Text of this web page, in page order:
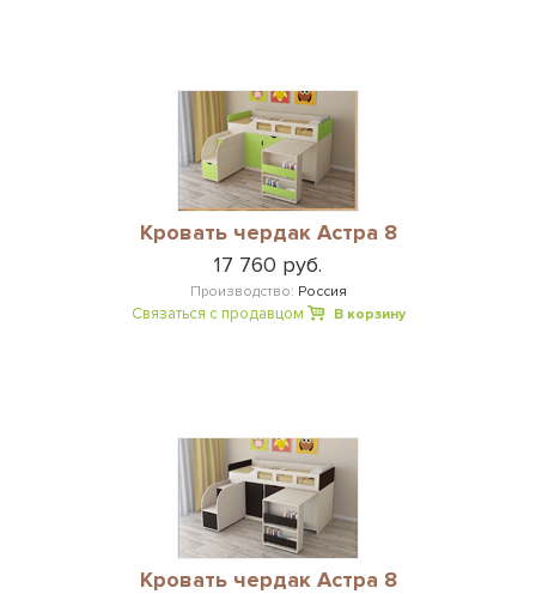
Кровать чердак Астра 8
17 760 руб.
Производство: Россия
Связаться с продавцом В корзину
Кровать чердак Астра 8